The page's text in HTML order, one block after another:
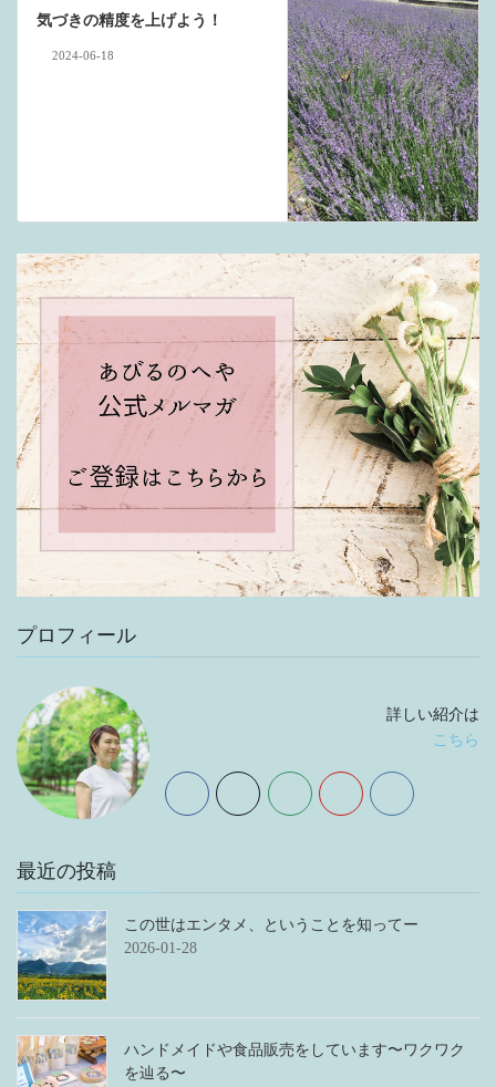
気づきの精度を上げよう！
2024-06-18
プロフィール
詳しい紹介は
こちら
最近の投稿
この世はエンタメ、ということを知ってー
2026-01-28
ハンドメイドや食品販売をしています〜ワクワク
を辿る〜